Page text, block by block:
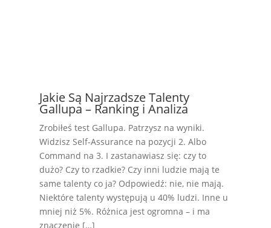
Jakie Są Najrzadsze Talenty
Gallupa – Ranking i Analiza
Zrobiłeś test Gallupa. Patrzysz na wyniki.
Widzisz Self-Assurance na pozycji 2. Albo
Command na 3. I zastanawiasz się: czy to
dużo? Czy to rzadkie? Czy inni ludzie mają te
same talenty co ja? Odpowiedź: nie, nie mają.
Niektóre talenty występują u 40% ludzi. Inne u
mniej niż 5%. Różnica jest ogromna – i ma
znaczenie […]